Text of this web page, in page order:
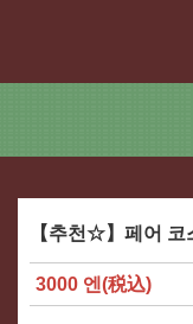
【추천☆】페어 코
3000 엔 (税込)